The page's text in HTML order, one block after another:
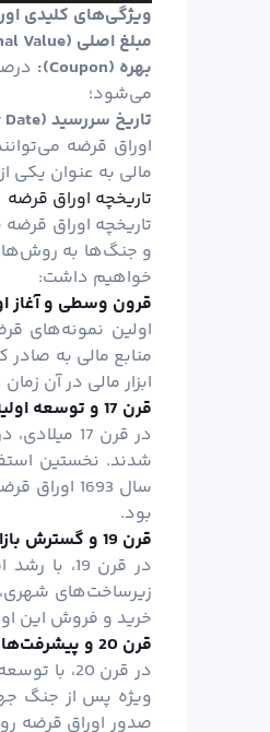
ویژگی‌های کلیدی
مبلغ اصلی (Value):
بهره (Coupon):
می‌شود؛
تاریخ سررسید (
اوراق قرضه
مالی به عنوان یکی
تاریخچه اوراق قرضه
تاریخچه اوراق
و جنگ‌ها به
خواهیم داشت:
قرون وسطی و آغاز
اولین نمونه‌های
منابع مالی به
ابزار مالی در آن
قرن 17 و توسعه اولیه در اروپا
در قرن 17
شدند. نخستین
سال 1693
بود.
قرن 19 و گسترش بازار اوراق قرضه
در قرن
زیرساخت‌های شهری،
خرید و فروش این
قرن 20 و پیشرفت‌های بیشتر
در قرن
ویژه پس از جنگ
صدور اوراق قرضه